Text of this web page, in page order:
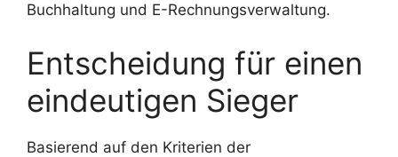
Buchhaltung und E-Rechnungsverwaltung.
Entscheidung für einen
eindeutigen Sieger
Basierend auf den Kriterien der